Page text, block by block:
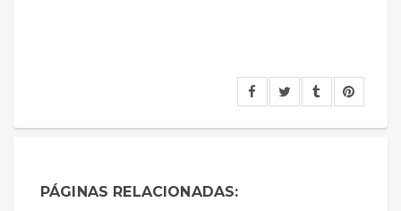
PÁGINAS RELACIONADAS: